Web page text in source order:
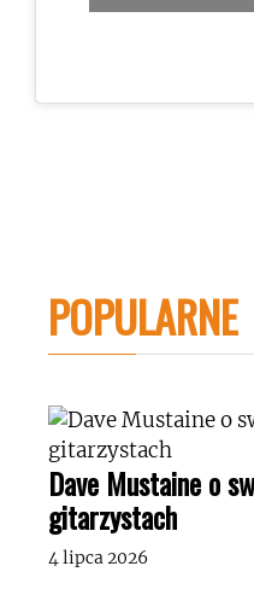
POPULARNE
Dave Mustaine o
gitarzystach
4 lipca 2026